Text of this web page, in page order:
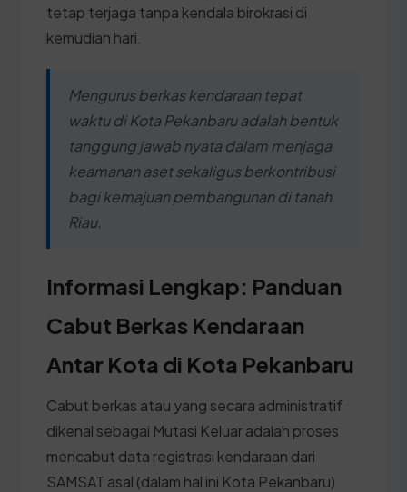
tetap terjaga tanpa kendala birokrasi di
kemudian hari.
Mengurus berkas kendaraan tepat
waktu di Kota Pekanbaru adalah bentuk
tanggung jawab nyata dalam menjaga
keamanan aset sekaligus berkontribusi
bagi kemajuan pembangunan di tanah
Riau.
Informasi Lengkap: Panduan
Cabut Berkas Kendaraan
Antar Kota di Kota Pekanbaru
Cabut berkas atau yang secara administratif
dikenal sebagai Mutasi Keluar adalah proses
mencabut data registrasi kendaraan dari
SAMSAT asal (dalam hal ini Kota Pekanbaru)